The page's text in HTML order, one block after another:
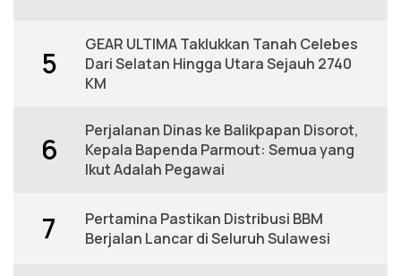
5
GEAR ULTIMA Taklukkan Tanah Celebes
Dari Selatan Hingga Utara Sejauh 2740
KM
6
Perjalanan Dinas ke Balikpapan Disorot,
Kepala Bapenda Parmout: Semua yang
Ikut Adalah Pegawai
7
Pertamina Pastikan Distribusi BBM
Berjalan Lancar di Seluruh Sulawesi